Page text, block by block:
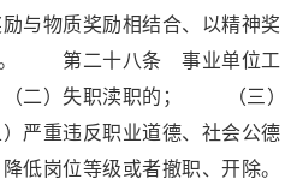
物质奖励相结合、以精神奖
。 第二十八条 事业单位工
二）失职渎职的； （三）
重违反职业道德、社会公德
岗位等级或者撤职、开除。